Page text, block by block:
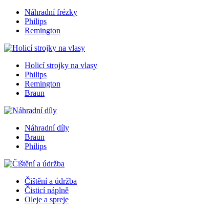
Náhradní frézky
Philips
Remington
Holicí strojky na vlasy
Philips
Remington
Braun
Náhradní díly
Braun
Philips
Čištění a údržba
Čisticí náplně
Oleje a spreje